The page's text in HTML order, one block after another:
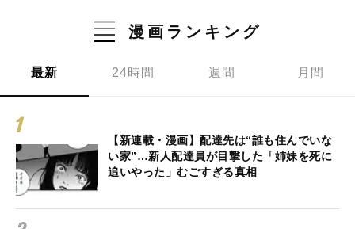
漫画ランキング
最新 24時間 週間 月間
【新連載・漫画】配達先は“誰も住んでいな
い家”…新人配達員が目撃した「姉妹を死に
追いやった」むごすぎる真相